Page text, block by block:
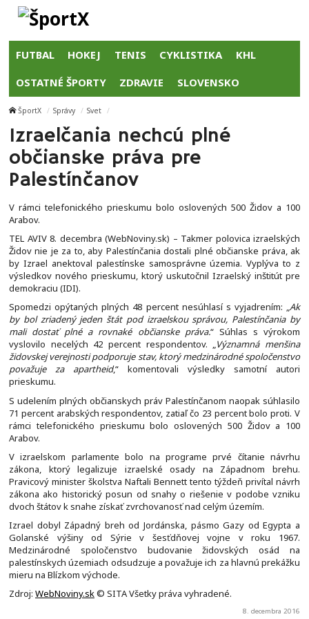
FUTBAL HOKEJ TENIS CYKLISTIKA KHL
OSTATNÉ ŠPORTY ZDRAVIE SLOVENSKO
ŠportX Správy Svet
Izraelčania nechcú plné
občianske práva pre
Palestínčanov
V rámci telefonického prieskumu bolo oslovených 500 Židov a 100
Arabov.
TEL AVIV 8. decembra (WebNoviny.sk) – Takmer polovica izraelských
Židov nie je za to, aby Palestínčania dostali plné občianske práva, ak
by Izrael anektoval palestínske samosprávne územia. Vyplýva to z
výsledkov nového prieskumu, ktorý uskutočnil Izraelský inštitút pre
demokraciu (IDI).
Spomedzi opýtaných plných 48 percent nesúhlasí s vyjadrením: „Ak
by bol zriadený jeden štát pod izraelskou správou, Palestínčania by
mali dostať plné a rovnaké občianske práva.“ Súhlas s výrokom
vyslovilo necelých 42 percent respondentov. „Významná menšina
židovskej verejnosti podporuje stav, ktorý medzinárodné spoločenstvo
považuje za apartheid,“ komentovali výsledky samotní autori
prieskumu.
S udelením plných občianskych práv Palestínčanom naopak súhlasilo
71 percent arabských respondentov, zatiaľ čo 23 percent bolo proti. V
rámci telefonického prieskumu bolo oslovených 500 Židov a 100
Arabov.
V izraelskom parlamente bolo na programe prvé čítanie návrhu
zákona, ktorý legalizuje izraelské osady na Západnom brehu.
Pravicový minister školstva Naftali Bennett tento týždeň privítal návrh
zákona ako historický posun od snahy o riešenie v podobe vzniku
dvoch štátov k snahe získať zvrchovanosť nad celým územím.
Izrael dobyl Západný breh od Jordánska, pásmo Gazy od Egypta a
Golanské výšiny od Sýrie v šesťdňovej vojne v roku 1967.
Medzinárodné spoločenstvo budovanie židovských osád na
palestínskych územiach odsudzuje a považuje ich za hlavnú prekážku
mieru na Blízkom východe.
Zdroj: WebNoviny.sk© SITA Všetky práva vyhradené.
8. decembra 2016